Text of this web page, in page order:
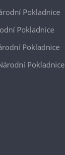
Pokladnice
Pokladnice
Pokladnice
Pokladnice